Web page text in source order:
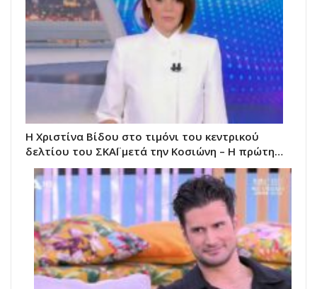
Η Χριστίνα Βίδου στο τιμόνι του κεντρικού
δελτίου του ΣΚΑΪ μετά την Κοσιώνη – Η πρώτη…